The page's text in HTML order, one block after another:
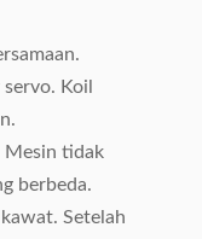
Koil
Mesin tidak
berbeda.
Setelah